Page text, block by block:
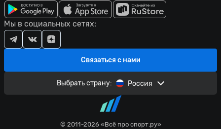
© 2011-2026 «Всё про спорт.ру»
Связаться с нами
Мы в социальных сетях:
Выбрать страну: Россия